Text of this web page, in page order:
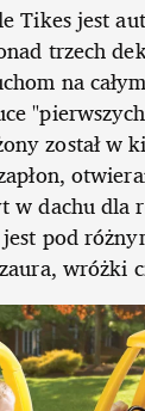
Tikes jest
trzech
na
został w
dachu dla
pod
wróżki